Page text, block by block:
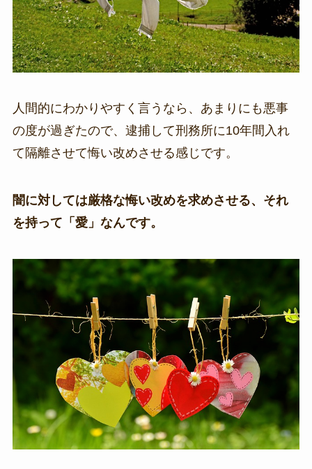
人間的にわかりやすく言うなら、あまりにも悪事
の度が過ぎたので、逮捕して刑務所に10年間入れ
て隔離させて悔い改めさせる感じです。
闇に対しては厳格な悔い改めを求めさせる、それ
を持って「愛」なんです。